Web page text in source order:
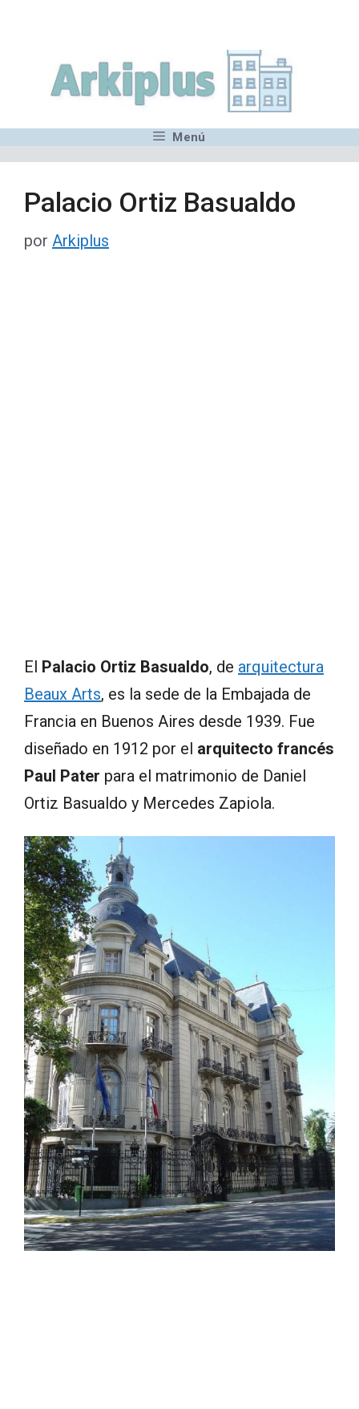
contenido
Menú
Palacio Ortiz Basualdo
por Arkiplus
El Palacio Ortiz Basualdo, de arquitectura
Beaux Arts, es la sede de la Embajada de
Francia en Buenos Aires desde 1939. Fue
diseñado en 1912 por el arquitecto francés
Paul Pater para el matrimonio de Daniel
Ortiz Basualdo y Mercedes Zapiola.